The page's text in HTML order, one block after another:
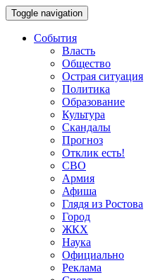
Toggle navigation
События
Власть
Общество
Острая ситуация
Политика
Образование
Культура
Скандалы
Прогноз
Отклик есть!
СВО
Армия
Афиша
Глядя из Ростова
Город
ЖКХ
Наука
Официально
Реклама